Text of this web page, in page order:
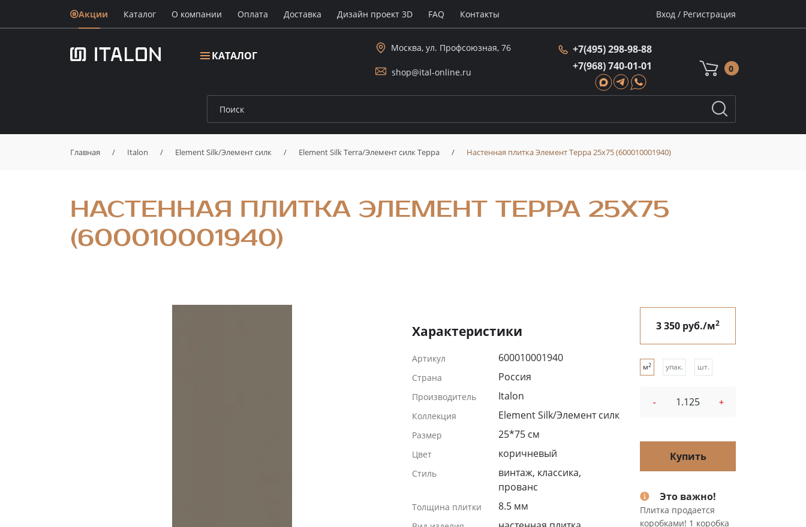
Акции Каталог О компании Oплата Доставка Дизайн проект 3D FAQ Контакты Вход / Регистрация
КАТАЛОГ
Москва, ул. Профсоюзная, 76
shop@ital-online.ru
+7(495) 298-98-88
+7(968) 740-01-01
0
Главная / Italon / Element Silk/Элемент силк / Element Silk Terra/Элемент силк Терра / Настенная плитка Элемент Терра 25x75 (600010001940)
НАСТЕННАЯ ПЛИТКА ЭЛЕМЕНТ ТЕРРА 25X75
(600010001940)
Характеристики
Артикул 600010001940
Страна Россия
Производитель Italon
Коллекция Element Silk/Элемент силк
Размер 25*75 см
Цвет коричневый
Стиль
винтаж, классика,
прованс
Толщина плитки 8.5 мм
3 350 руб./м2
м2 упак. шт.
- +
Купить
Это важно!
Плитка продается
коробками! 1 коробка